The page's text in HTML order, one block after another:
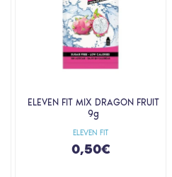
ELEVEN FIT
ELEVEN FIT MIX DRAGON FRUIT
9g
0,50€